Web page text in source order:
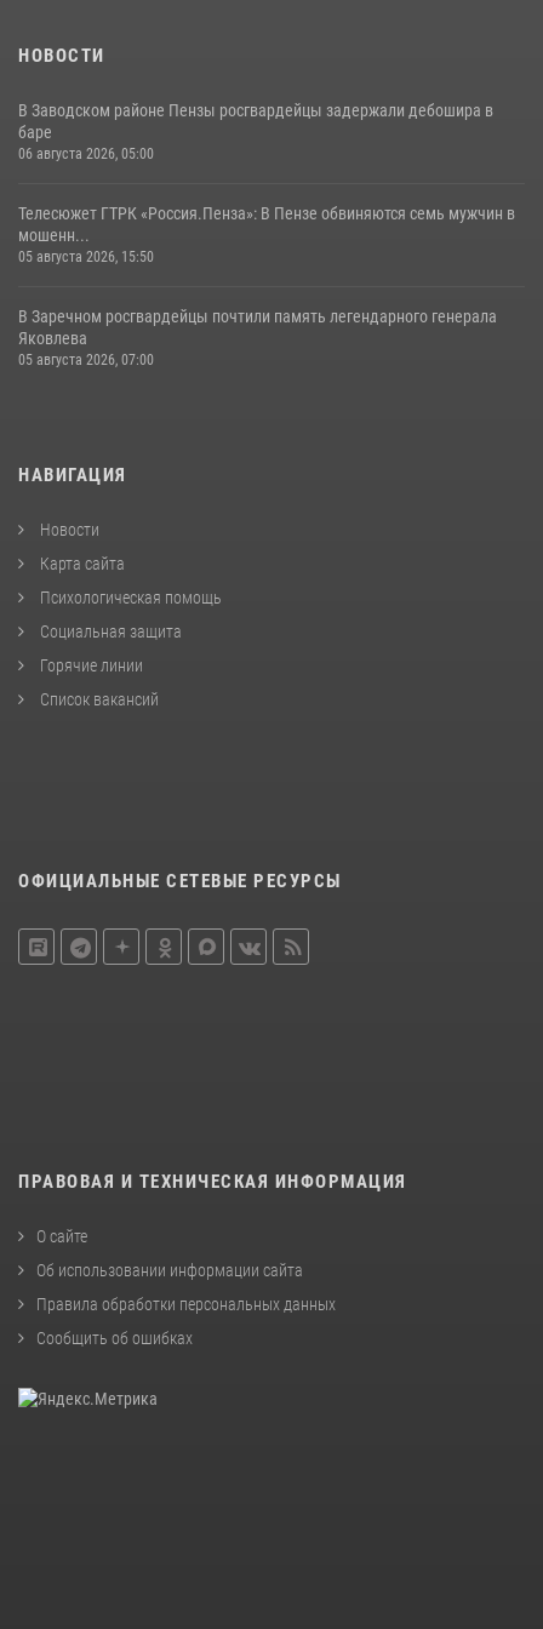
НОВОСТИ
В Заводском районе Пензы росгвардейцы задержали дебошира в
баре
06 августа 2026, 05:00
Телесюжет ГТРК «Россия.Пенза»: В Пензе обвиняются семь мужчин в
мошенн...
05 августа 2026, 15:50
В Заречном росгвардейцы почтили память легендарного генерала
Яковлева
05 августа 2026, 07:00
НАВИГАЦИЯ
Новости
Карта сайта
Психологическая помощь
Социальная защита
Горячие линии
Список вакансий
ОФИЦИАЛЬНЫЕ СЕТЕВЫЕ РЕСУРСЫ
ПРАВОВАЯ И ТЕХНИЧЕСКАЯ ИНФОРМАЦИЯ
О сайте
Об использовании информации сайта
Правила обработки персональных данных
Сообщить об ошибках